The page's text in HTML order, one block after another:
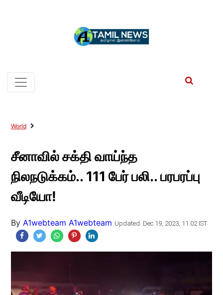
World
சீனாவில் சக்தி வாய்ந்த
நிலநடுக்கம்.. 111 பேர் பலி.. பரபரப்பு
வீடியோ!
By A1webteam A1webteam Updated: Dec 19, 2023, 11:02 IST